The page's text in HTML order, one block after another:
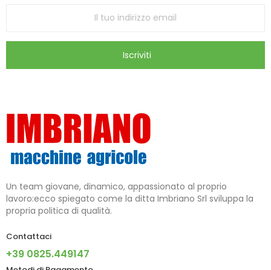
Iscriviti
Un team giovane, dinamico, appassionato al proprio
lavoro:ecco spiegato come la ditta Imbriano Srl sviluppa la
propria politica di qualità.
Contattaci
+39 0825.449147